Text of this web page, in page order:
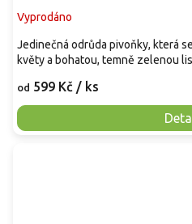
Vyprodáno
od 599 Kč / ks
Jedinečná odrůda pivoňky, která
květy a bohatou, temně zelenou